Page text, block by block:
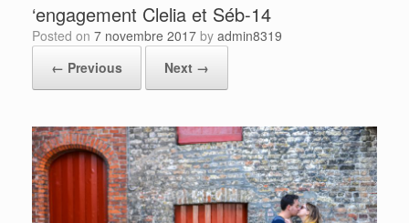
‘engagement Clelia et Séb-14
Posted on 7 novembre 2017 by admin8319
← Previous
Next →